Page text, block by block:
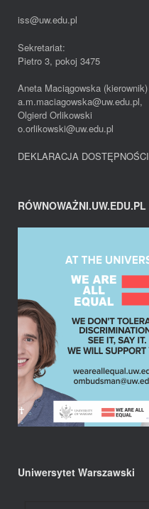
iss@uw.edu.pl
Sekretariat:
Pietro 3, pokoj 3475
Aneta Maciągowska (kierownik)
a.m.maciagowska@uw.edu.pl,
Olgierd Orlikowski
o.orlikowski@uw.edu.pl
DEKLARACJA DOSTĘPNOŚCI
RÓWNOWAŻNI.UW.EDU.PL
Uniwersytet Warszawski